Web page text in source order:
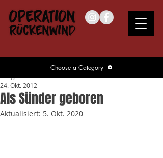
Als Sünder geboren
24. Okt. 2012
Aktualisiert: 5. Okt. 2020
Choose a Category